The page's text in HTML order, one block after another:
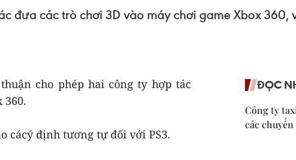
đưa các trò chơi 3D vào máy chơi game Xbox 360,
cho phép hai công ty hợp tác
360.
cácý định tương tự đối với PS3.
ĐỌC
Công ty
các